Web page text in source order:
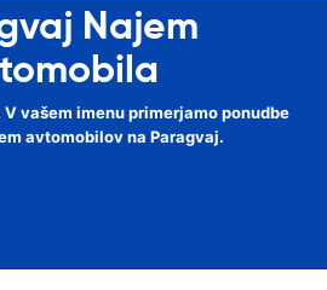
Najem
vašem imenu primerjamo ponudbe
avtomobilov na Paragvaj.